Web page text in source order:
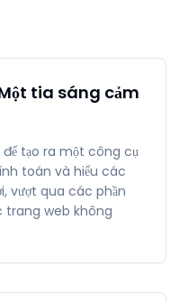
tia sáng cảm
tạo ra một công cụ
toán và hiểu các
vượt qua các phần
trang web không